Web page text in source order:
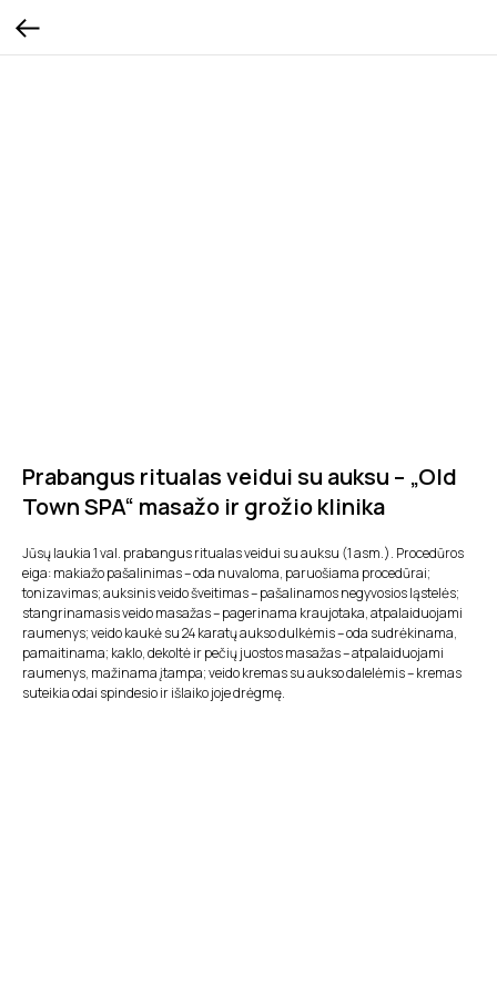
Prabangus ritualas veidui su auksu – „Old
Town SPA“ masažo ir grožio klinika
Jūsų laukia 1 val. prabangus ritualas veidui su auksu (1 asm.). Procedūros
eiga: makiažo pašalinimas – oda nuvaloma, paruošiama procedūrai;
tonizavimas; auksinis veido šveitimas – pašalinamos negyvosios ląstelės;
stangrinamasis veido masažas – pagerinama kraujotaka, atpalaiduojami
raumenys; veido kaukė su 24 karatų aukso dulkėmis – oda sudrėkinama,
pamaitinama; kaklo, dekoltė ir pečių juostos masažas – atpalaiduojami
raumenys, mažinama įtampa; veido kremas su aukso dalelėmis – kremas
suteikia odai spindesio ir išlaiko joje drėgmę.